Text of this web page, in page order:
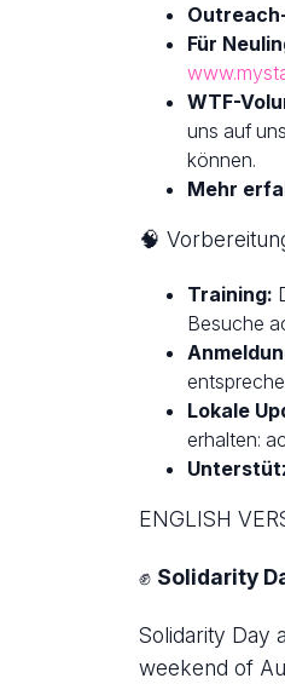
Für
WTF-
uns auf
können.
Mehr
🧠
Training:
Besuche
Lokale
erhalten:
ENGLISH
✊ Solidarity
Solidarity Day
weekend of